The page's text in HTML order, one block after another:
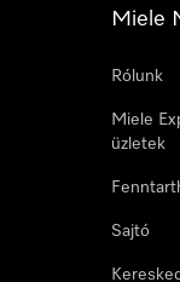
Miele
Rólunk
Miele
üzletek
Sajtó